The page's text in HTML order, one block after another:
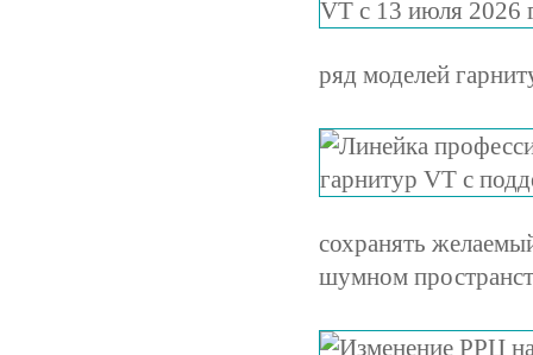
ряд моделей
сохранять
шумном